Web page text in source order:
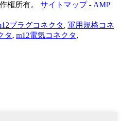
権所有。
サイトマップ- AMP
プラグコネクタ, 軍用規格コネ
タ, m12電気コネクタ,